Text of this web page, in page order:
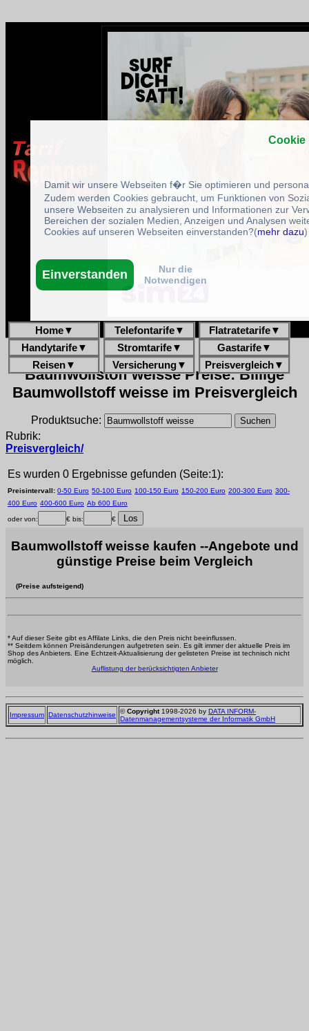
Home▼ Telefontarife▼ Flatratetarife▼
Handytarife▼ Stromtarife▼ Gastarife▼
Reisen▼ Versicherung▼ Preisvergleich▼
Baumwollstoff weisse Preise: Billige
Baumwollstoff weisse im Preisvergleich
Produktsuche:
Rubrik:
Preisvergleich/
Es wurden 0 Ergebnisse gefunden (Seite:1):
Preisintervall: 0-50 Euro 50-100 Euro 100-150 Euro 150-200 Euro 200-300 Euro 300-
400 Euro 400-600 Euro Ab 600 Euro
oder von: € bis: €
Baumwollstoff weisse kaufen --Angebote und
günstige Preise beim Vergleich
(Preise aufsteigend)
* Auf dieser Seite gibt es Affilate Links, die den Preis nicht beeinflussen.
** Seitdem können Preisänderungen aufgetreten sein. Es gilt immer der aktuelle Preis im
Shop des Anbieters. Eine Echtzeit-Aktualisierung der gelisteten Preise ist technisch nicht
möglich.
Auflistung der berücksichtigten Anbieter
Impressum Datenschutzhinweise ©Copyright1998-2026 by DATA INFORM-
Datenmanagementsysteme der Informatik GmbH
Cookie
Damit wir unsere Webseiten f�r Sie optimieren und
Zudem werden Cookies gebraucht, um Funktionen von
unsere Webseiten zu analysieren und Informationen zur
Bereichen der sozialen Medien, Anzeigen und Analysen
Cookies auf unseren Webseiten einverstanden?(mehr dazu)
Einverstanden
Nur die
Notwendigen